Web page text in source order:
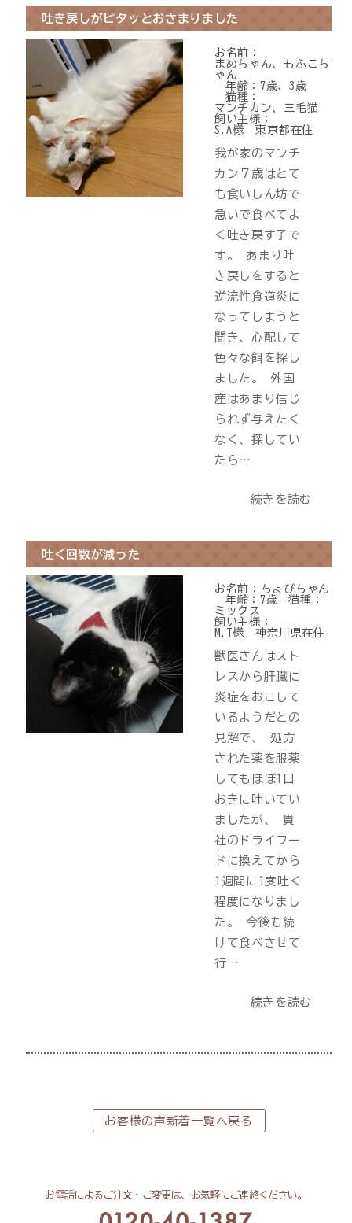
吐き戻しがピタッとおさまりました
お名前：
まめちゃん、もふこち
ゃん
年齢：7歳、3歳
猫種：
マンチカン、三毛猫
飼い主様：
S.A様 東京都在住
我が家のマンチ
カン７歳はとて
も食いしん坊で
急いで食べてよ
く吐き戻す子で
す。 あまり吐
き戻しをすると
逆流性食道炎に
なってしまうと
聞き、心配して
色々な餌を探し
ました。 外国
産はあまり信じ
られず与えたく
なく、探してい
たら…
続きを読む
吐く回数が減った
お名前： ちょびちゃん
年齢：7歳
猫種：
ミックス
飼い主様：
M.T様 神奈川県在住
獣医さんはスト
レスから肝臓に
炎症をおこして
いるようだとの
見解で、 処方
された薬を服薬
してもほぼ1日
おきに吐いてい
ましたが、 貴
社のドライフー
ドに換えてから
1週間に1度吐く
程度になりまし
た。 今後も続
けて食べさせて
行…
続きを読む
お客様の声新着一覧へ戻る
お電話によるご注⽂・ご変更は、お気軽にご連絡ください。